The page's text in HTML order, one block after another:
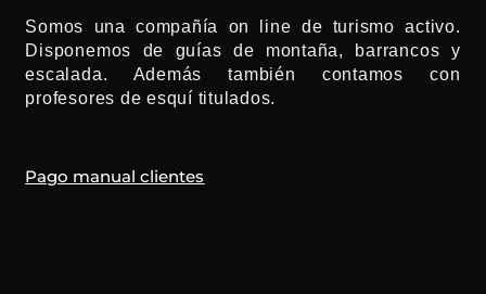
o
k
g
b
d
n
k
d
i
o
Somos una compañía on line de turismo activo.
Disponemos de guías de montaña, barrancos y
escalada. Además también contamos con
profesores de esquí titulados.
Pago manual clientes